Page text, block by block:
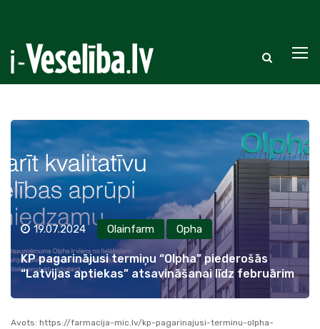
19.07.2024 Olainfarm Opha
KP pagarinājusi termiņu “Olpha” piederošās
“Latvijas aptiekas” atsavināšanai līdz februārim
Avots: https://farmacija-mic.lv/kp-pagarinajusi-terminu-olpha-